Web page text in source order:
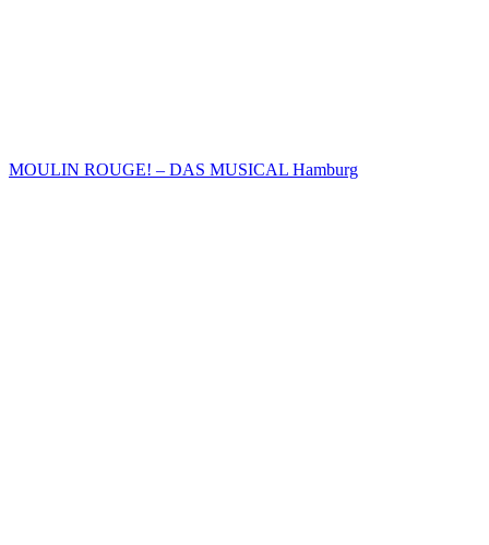
MOULIN ROUGE! – DAS MUSICAL Hamburg